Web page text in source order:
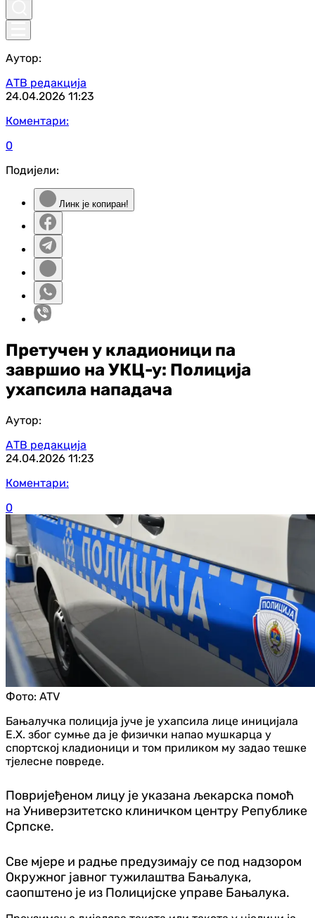
Аутор:
АТВ редакција
24.04.2026 11:23
Коментари:
0
Подијели:
Линк је копиран!
Претучен у кладионици па
завршио на УКЦ-у: Полиција
ухапсила нападача
Аутор:
АТВ редакција
24.04.2026 11:23
Коментари:
0
Фото: ATV
Бањалучка полиција јуче је ухапсила лице иницијала
Е.Х. због сумње да је физички напао мушкарца у
спортској кладионици и том приликом му задао тешке
тјелесне повреде.
Повријеђеном лицу је указана љекарска помоћ
на Универзитетско клиничком центру Републике
Српске.
Све мјере и радње предузимају се под надзором
Окружног јавног тужилаштва Бањалука,
саопштено је из Полицијске управе Бањалука.